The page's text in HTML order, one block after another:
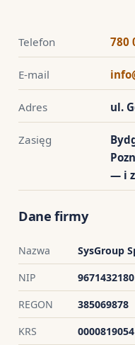
Telefon 780
E-mail
Adres ul.
Zasięg
— i
Dane firmy
Nazwa
SysGroup
NIP
9671432180
REGON
385069878
KRS
0000819054